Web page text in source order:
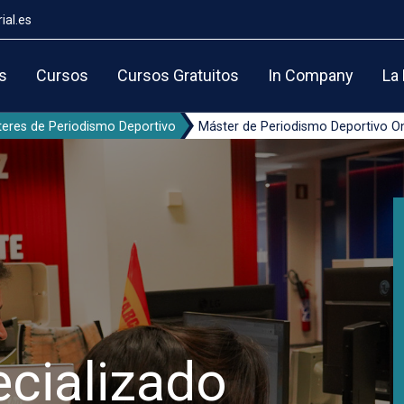
Cursos Cursos Gratuitos In Company La
de Periodismo Deportivo Máster de Periodismo Deportivo